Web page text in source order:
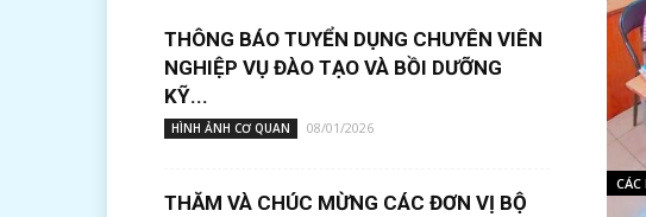
THÔNG BÁO TUYỂN DỤNG CHUYÊN VIÊN
NGHIỆP VỤ ĐÀO TẠO VÀ BỒI DƯỠNG
KỸ...
HÌNH ẢNH CƠ QUAN 08/01/2026
THĂM VÀ CHÚC MỪNG CÁC ĐƠN VỊ BỘ